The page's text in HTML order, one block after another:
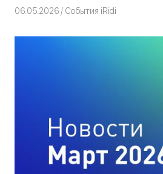
06.05.2026 Команда iRidium mobile
События iRidi